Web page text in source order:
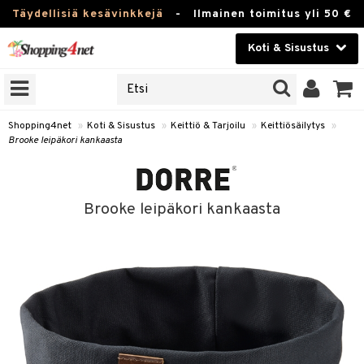
Täydellisiä kesävinkkejä - Ilmainen toimitus yli 50 €
Koti & Sisustus
Kauneudenhoito
Piilolinssit
Lelut, Lapsi & Vauva
Tuotemerkkejä
Kampanjat
Shopping4net » Koti & Sisustus » Keittiö & Tarjoilu » Keittiösäilytys »
Brooke leipäkori kankaasta
Brooke leipäkori kankaasta
Tee & Espresso
Mukit